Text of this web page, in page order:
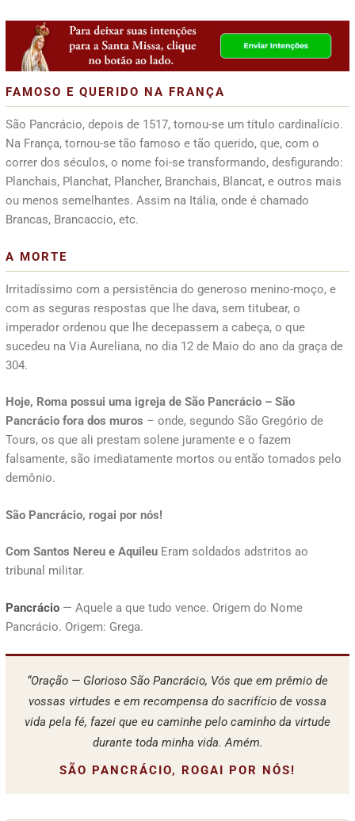
FAMOSO E QUERIDO NA FRANÇA
São Pancrácio, depois de 1517, tornou-se um título cardinalício.
Na França, tornou-se tão famoso e tão querido, que, com o
correr dos séculos, o nome foi-se transformando, desfigurando:
Planchais, Planchat, Plancher, Branchais, Blancat, e outros mais
ou menos semelhantes. Assim na Itália, onde é chamado
Brancas, Brancaccio, etc.
A MORTE
Irritadíssimo com a persistência do generoso menino-moço, e
com as seguras respostas que lhe dava, sem titubear, o
imperador ordenou que lhe decepassem a cabeça, o que
sucedeu na Via Aureliana, no dia 12 de Maio do ano da graça de
304.
Hoje, Roma possui uma igreja de São Pancrácio – São
Pancrácio fora dos muros – onde, segundo São Gregório de
Tours, os que ali prestam solene juramente e o fazem
falsamente, são imediatamente mortos ou então tomados pelo
demônio.
São Pancrácio, rogai por nós!
Com Santos Nereu e Aquileu Eram soldados adstritos ao
tribunal militar.
Pancrácio — Aquele a que tudo vence. Origem do Nome
Pancrácio. Origem: Grega.
“Oração — Glorioso São Pancrácio, Vós que em prêmio de
vossas virtudes e em recompensa do sacrifício de vossa
vida pela fé, fazei que eu caminhe pelo caminho da virtude
durante toda minha vida. Amém.
SÃO PANCRÁCIO, ROGAI POR NÓS!